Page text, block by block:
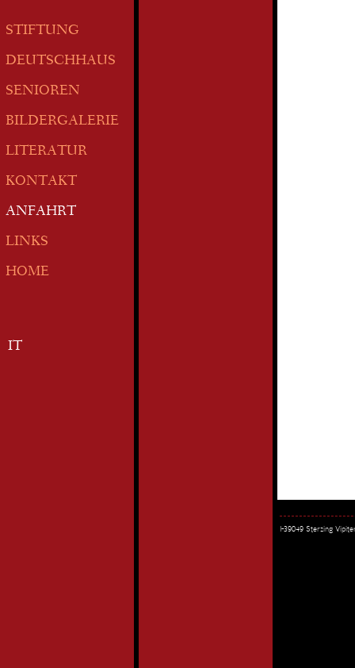
STIFTUNG
DEUTSCHHAUS
SENIOREN
BILDERGALERIE
LITERATUR
KONTAKT
ANFAHRT
LINKS
HOME
IT
I-39049 Sterzing